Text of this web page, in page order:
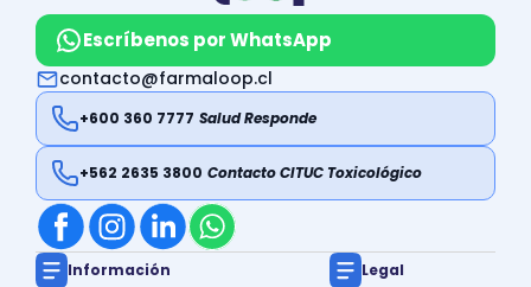
Escríbenos por WhatsApp
contacto@farmaloop.cl
+600 360 7777 Salud Responde
+562 2635 3800 Contacto CITUC Toxicológico
Información Legal